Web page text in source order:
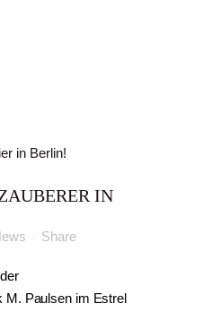
IN
Share
Paulsen im Estrel